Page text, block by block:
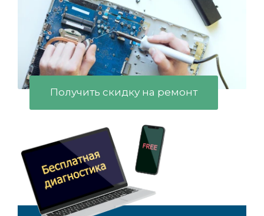
Получить скидку на ремонт